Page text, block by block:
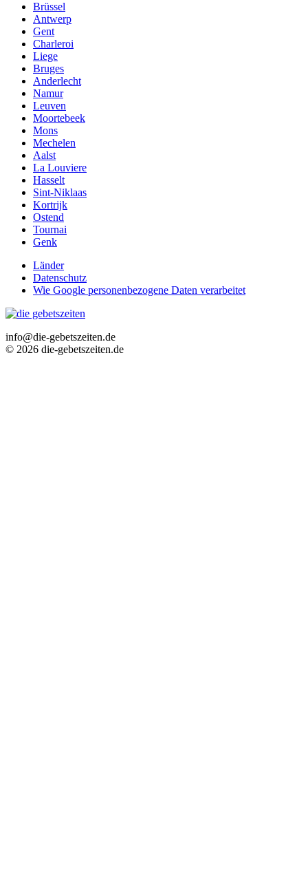
Brüssel
Antwerp
Gent
Charleroi
Liege
Bruges
Anderlecht
Namur
Leuven
Moortebeek
Mons
Mechelen
Aalst
La Louviere
Hasselt
Sint-Niklaas
Kortrijk
Ostend
Tournai
Genk
Länder
Datenschutz
Wie Google personenbezogene Daten verarbeitet
info@die-gebetszeiten.de
© 2026 die-gebetszeiten.de